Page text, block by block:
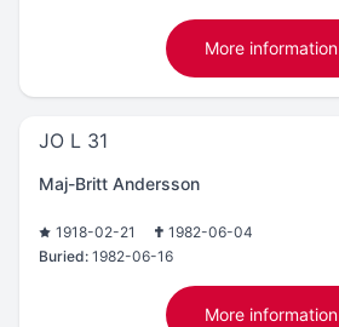
More information
JO L 31
Maj-Britt Andersson
1918-02-21
1982-06-04
Buried: 1982-06-16
More information